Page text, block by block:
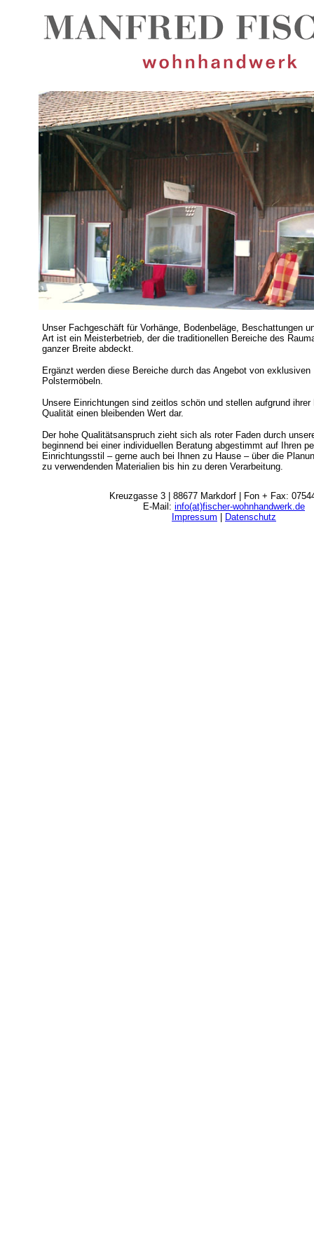
Unser Fachgeschäft für Vorhänge, Bodenbeläge, Beschattungen
Art ist ein Meisterbetrieb, der die traditionellen Bereiche des
ganzer Breite abdeckt.
Ergänzt werden diese Bereiche durch das Angebot von exklusiven
Polstermöbeln.
Unsere Einrichtungen sind zeitlos schön und stellen aufgrund ihrer
Qualität einen bleibenden Wert dar.
Der hohe Qualitätsanspruch zieht sich als roter Faden durch
beginnend bei einer individuellen Beratung abgestimmt auf Ihren
Einrichtungsstil – gerne auch bei Ihnen zu Hause – über die
zu verwendenden Materialien bis hin zu deren Verarbeitung.
Kreuzgasse 3 | 88677 Markdorf | Fon + Fax:
E-Mail: info(at)fischer-wohnhandwerk.de
Impressum
Datenschutz